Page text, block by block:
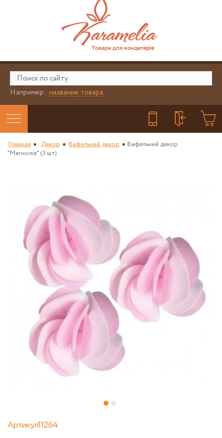
Например: название товара
Главная Декор Вафельний декор
Вафельний декор
"Магнолія" (3 шт)
Артикул11264